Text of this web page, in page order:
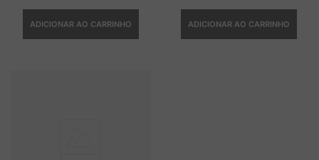
ADICIONAR AO CARRINHO ADICIONAR AO CARRINHO